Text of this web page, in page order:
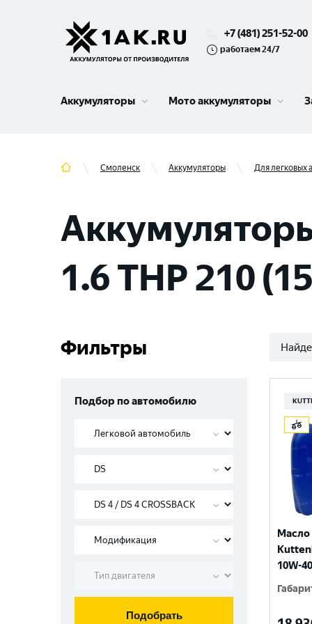
+7 (481) 251-52-00
работаем 24/7
Аккумуляторы Мото аккумуляторы
Смоленск Аккумуляторы Для легковых
Аккумуляторы
1.6 THP 210
Фильтры
Подбор по автомобилю
Подобрать
10W-